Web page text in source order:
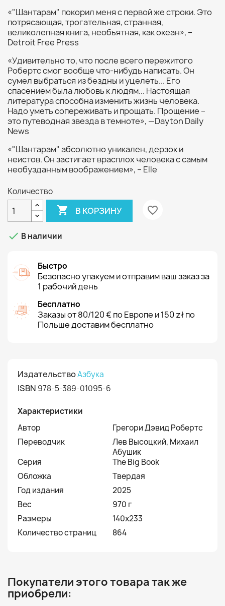
«"Шантарам" покорил меня с первой же строки. Это
потрясающая, трогательная, странная,
великолепная книга, необъятная, как океан», –
Detroit Free Press
«Удивительно то, что после всего пережитого
Робертс смог вообще что-нибудь написать. Он
сумел выбраться из бездны и уцелеть... Его
спасением была любовь к людям... Настоящая
литература способна изменить жизнь человека.
Надо уметь сопереживать и прощать. Прощение –
это путеводная звезда в темноте», —Dayton Daily
News
«"Шантарам" абсолютно уникален, дерзок и
неистов. Он застигает врасплох человека с самым
необузданным воображением», – Elle
Количество
 В КОРЗИНУ favorite_border
 В наличии
Быстро
Безопасно упакуем и отправим ваш заказ за
1 рабочий день
Бесплатно
Заказы от 80/120 € по Европе и 150 zł по
Польше доставим бесплатно
ИздательствоАзбука
ISBN 978-5-389-01095-6
Характеристики
Автор
Грегори Дэвид Робертс
Переводчик
Лев Высоцкий, Михаил
Абушик
Серия
The Big Book
Обложка
Твердая
Год издания
2025
Вес
970 г
Размеры
140х233
Количество страниц
864
Покупатели этого товара так же
приобрели: